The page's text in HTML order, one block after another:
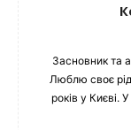
Засновник та
Люблю своє
років у Києві.